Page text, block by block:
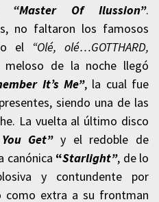
“Master Of Ilussion”.
no faltaron los famosos
el “Olé, olé…GOTTHARD,
de la noche llegó
It’s Me”, la cual fue
siendo una de las
La vuelta al último disco
Get”y el redoble de
canónica “Starlight”, de lo
y contundente por
como extra a su frontman